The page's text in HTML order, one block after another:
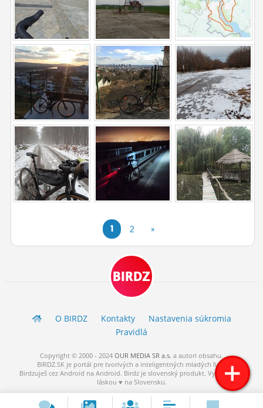
1 2 »
BIRDZ
O BIRDZ Kontakty
Nastavenia súkromia
Pravidlá
Copyright © 2000 - 2024 OUR MEDIA SR a.s. a autori obsahu.
BIRDZ.SK je portál pre tvorivých a inteligentných mladých ľudí.
Birdzuješ cez Android na Android. Birdz je slovenský produkt. Vytvorené s
láskou ♥ na Slovensku.